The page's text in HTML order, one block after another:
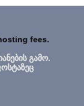
fees.
გამო.